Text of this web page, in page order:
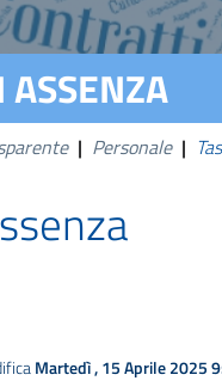
ASSENZA
| Personale |
Martedì , 15 Aprile 2025